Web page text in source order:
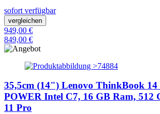
sofort verfügbar
vergleichen
949,00 €
849,00 €
35,5cm (14") Lenovo ThinkBook
POWER Intel C7, 16 GB Ram, 512
11 Pro